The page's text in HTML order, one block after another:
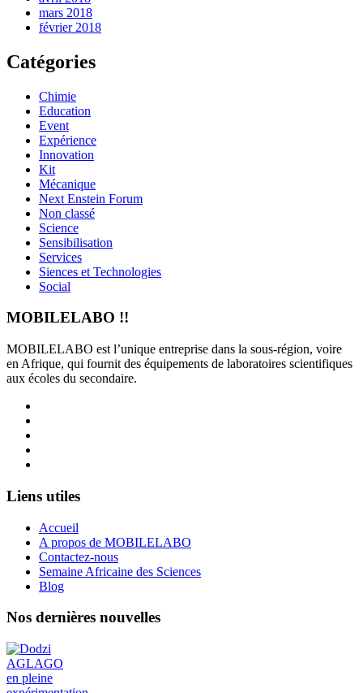
mars 2018
février 2018
Catégories
Chimie
Education
Event
Expérience
Innovation
Kit
Mécanique
Next Enstein Forum
Non classé
Science
Sensibilisation
Services
Siences et Technologies
Social
MOBILELABO !!
MOBILELABO est l’unique entreprise dans la sous-région, voire
en Afrique, qui fournit des équipements de laboratoires scientifiques
aux écoles du secondaire.
Liens utiles
Accueil
A propos de MOBILELABO
Contactez-nous
Semaine Africaine des Sciences
Blog
Nos dernières nouvelles